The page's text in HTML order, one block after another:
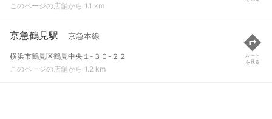
このページの店舗から 1.1 km
京急鶴見駅 京急本線
横浜市鶴見区鶴見中央１-３０-２２
このページの店舗から 1.2 km
ルート
を見る